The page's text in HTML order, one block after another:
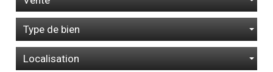
Type de bien
Localisation